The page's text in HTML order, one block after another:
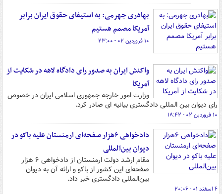
بهادری جهرمی: به استیفای حقوق ایران برابر
آمریکا مصمم هستیم
۱۰ فروردین ۰۲ - ۲۳:۰۰
واکنش ایران به صدور رای دادگاه لاهه در شکایت از
آمریکا
وزارت امور خارجه جمهوری اسلامی ایران در خصوص
رای دیوان بین المللی دادگستری بیانیه ای صادر کرد.
۱۰ فروردین ۰۲ - ۱۸:۴۲
دادخواهی ۶هزار صفحه‌ای ارمنستان علیه باکو در
دیوان بین‌المللی
مقام ارشد دولت ارمنستان از دادخواهی ۶ هزار
صفحه‌ای این کشور از باکو و ارائه آن به دیوان
بین‌المللی دادگستری خبر داد.
۶ اسفند ۰۱ - ۲۰:۰۶